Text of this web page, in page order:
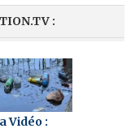
:
Vidéo :